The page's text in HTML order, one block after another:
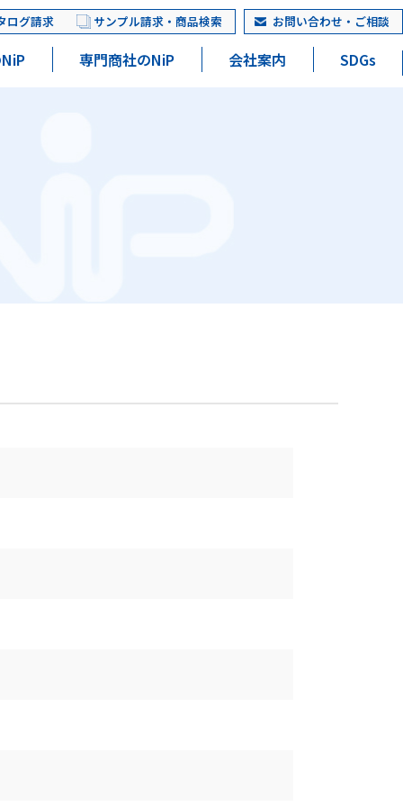
ログ請求 サンプル請求・商品検索 お問い合わせ・ご相談
専門商社のNiP 会社案内 SDGs